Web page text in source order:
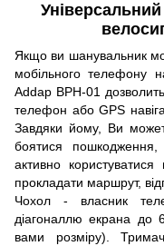
Якщо ви шанувальник
мобільного телефону
Addap BPH-01
телефон або GPS
Завдяки йому, Ви
боятися
активно
прокладати маршрут,
Чохол - власник
діагоналлю екрана до
вами розміру).